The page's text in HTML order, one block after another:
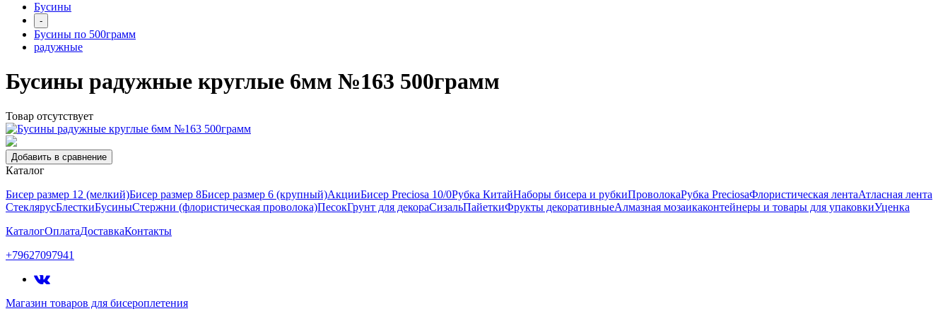
Бусины
-
Бусины по 500грамм
радужные
Бусины радужные круглые 6мм №163 500грамм
Товар отсутствует
Добавить в сравнение
Каталог
Бисер размер 12 (мелкий)Бисер размер 8Бисер размер 6 (крупный)АкцииБисер Preciosa 10/0Рубка КитайНаборы бисера и рубкиПроволокаРубка PreciosaФлористическая лентаАтласная лента
СтеклярусБлесткиБусиныСтержни (флористическая проволока)ПесокГрунт для декораСизальПайеткиФрукты декоративныеАлмазная мозаикаконтейнеры и товары для упаковкиУценка
КаталогОплатаДоставкаКонтакты
+79627097941
Магазин товаров для бисероплетения